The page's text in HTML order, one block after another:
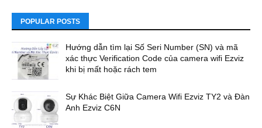
POPULAR POSTS
Hướng dẫn tìm lại Số Seri Number (SN) và mã
xác thực Verification Code của camera wifi Ezviz
khi bị mất hoặc rách tem
Sự Khác Biệt Giữa Camera Wifi Ezviz TY2 và Đàn
Anh Ezviz C6N